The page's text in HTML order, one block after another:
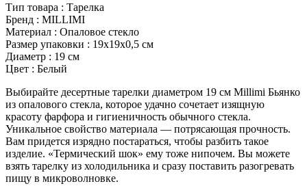
Тип товара : Тарелка
Бренд : MILLIMI
Материал : Опаловое стекло
Размер упаковки : 19х19х0,5 см
Диаметр : 19 см
Цвет : Белый
Выбирайте десертные тарелки диаметром 19 см Millimi Бьянко
из опалового стекла, которое удачно сочетает изящную
красоту фарфора и гигиеничность обычного стекла.
Уникальное свойство материала — потрясающая прочность.
Вам придется изрядно постараться, чтобы разбить такое
изделие. «Термический шок» ему тоже нипочем. Вы можете
взять тарелку из холодильника и сразу поставить разогревать
пищу в микроволновке.